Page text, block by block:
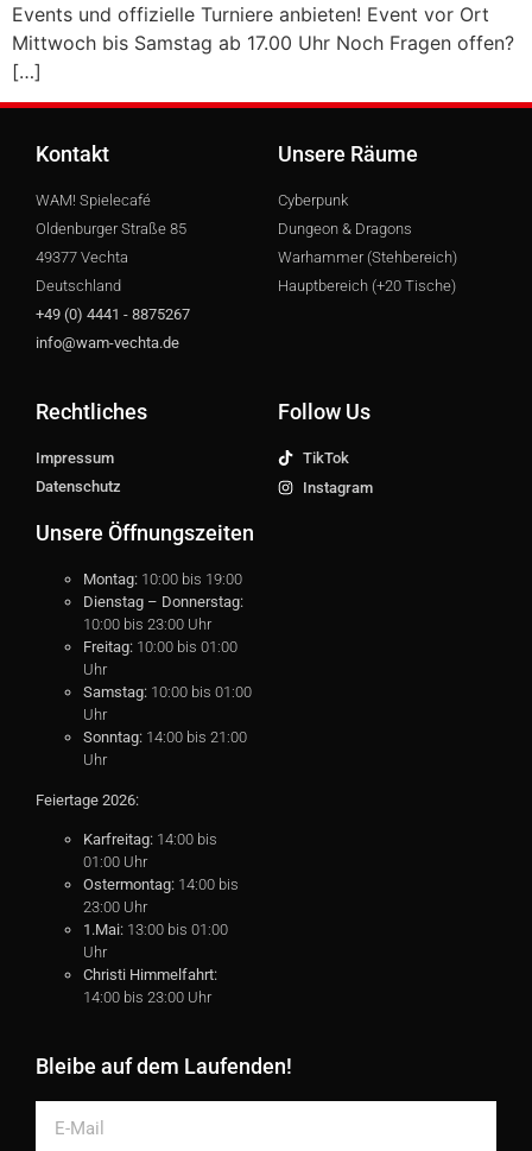
Events und offizielle Turniere anbieten! Event vor Ort
Mittwoch bis Samstag ab 17.00 Uhr Noch Fragen offen?
[…]
Kontakt
WAM! Spielecafé
Oldenburger Straße 85
49377 Vechta
Deutschland
+49 (0) 4441 - 8875267
info@wam-vechta.de
Unsere Räume
Cyberpunk
Dungeon & Dragons
Warhammer (Stehbereich)
Hauptbereich (+20 Tische)
Rechtliches
Impressum
Datenschutz
Follow Us
TikTok
Instagram
Unsere Öffnungszeiten
Montag: 10:00 bis 19:00
Dienstag – Donnerstag:
10:00 bis 23:00 Uhr
Freitag: 10:00 bis 01:00
Uhr
Samstag: 10:00 bis 01:00
Uhr
Sonntag: 14:00 bis 21:00
Uhr
Feiertage 2026:
Karfreitag: 14:00 bis
01:00 Uhr
Ostermontag: 14:00 bis
23:00 Uhr
1.Mai: 13:00 bis 01:00
Uhr
Christi Himmelfahrt:
14:00 bis 23:00 Uhr
Bleibe auf dem Laufenden!